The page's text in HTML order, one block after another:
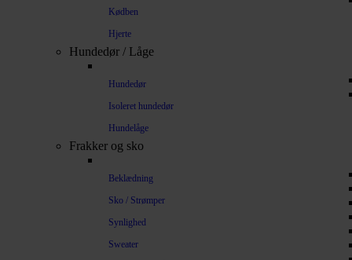
Kødben
Hjerte
Hundedør / Låge
Hundedør
Isoleret hundedør
Hundelåge
Frakker og sko
Beklædning
Sko / Strømper
Synlighed
Sweater